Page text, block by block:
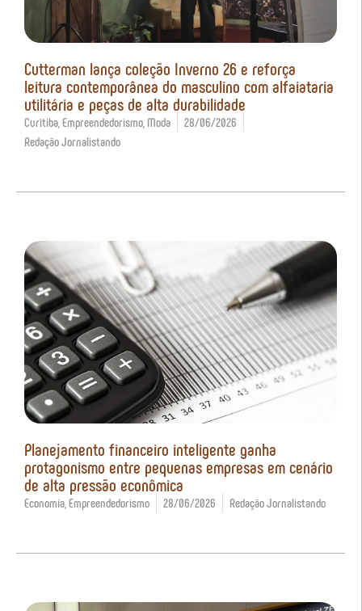
Cutterman lança coleção Inverno 26 e reforça
leitura contemporânea do masculino com alfaiataria
utilitária e peças de alta durabilidade
Curitiba Empreendedorismo Moda
28/06/2026
Redação Jornalistando
Planejamento financeiro inteligente ganha
protagonismo entre pequenas empresas em cenário
de alta pressão econômica
Economia Empreendedorismo 28/06/2026 Redação Jornalistando